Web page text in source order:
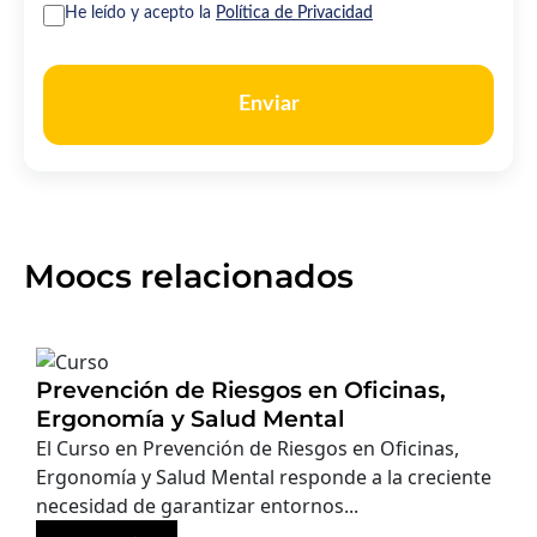
He leído y acepto la Política de Privacidad
Enviar
Moocs relacionados
Prevención de Riesgos en Oficinas,
Ergonomía y Salud Mental
El Curso en Prevención de Riesgos en Oficinas,
Ergonomía y Salud Mental responde a la creciente
necesidad de garantizar entornos...